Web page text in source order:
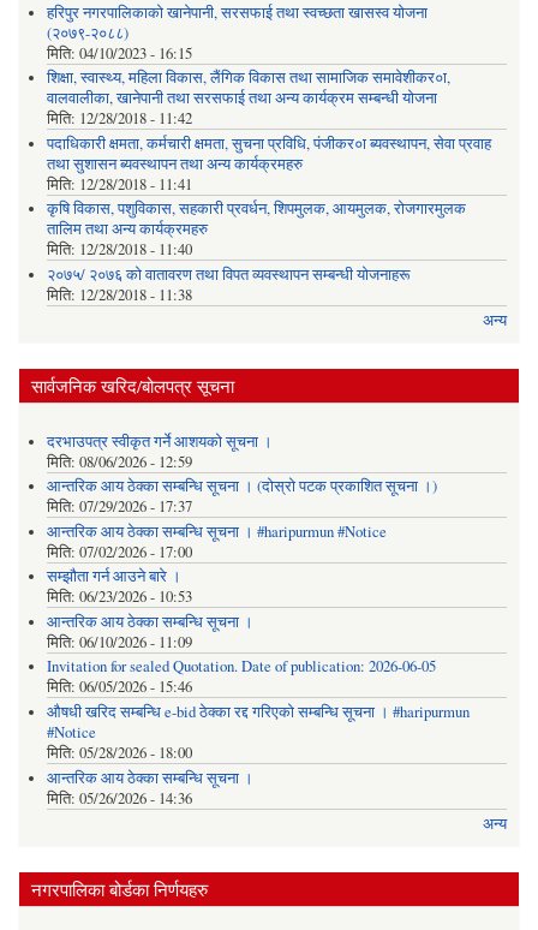
हरिपुर नगरपालिकाको खानेपानी, सरसफाई तथा स्वच्छता खासस्व योजना
(२०७९-२०८८)
मिति: 04/10/2023 - 16:15
शिक्षा, स्वास्थ्य, महिला विकास, लैंगिक विकास तथा सामाजिक समावेशीकर०ा,
वालवालीका, खानेपानी तथा सरसफाई तथा अन्य कार्यक्रम सम्बन्धी योजना
मिति: 12/28/2018 - 11:42
पदाधिकारी क्षमता, कर्मचारी क्षमता, सुचना प्रविधि, पंजीकर०ा ब्यवस्थापन, सेवा प्रवाह
तथा सुशासन ब्यवस्थापन तथा अन्य कार्यक्रमहरु
मिति: 12/28/2018 - 11:41
कृषि विकास, पशुविकास, सहकारी प्रवर्धन, शिपमुलक, आयमुलक, रोजगारमुलक
तालिम तथा अन्य कार्यक्रमहरु
मिति: 12/28/2018 - 11:40
२०७५/ २०७६ को वातावरण तथा विपत व्यवस्थापन सम्बन्धी योजनाहरू
मिति: 12/28/2018 - 11:38
अन्य
सार्वजनिक खरिद/बोलपत्र सूचना
दरभाउपत्र स्वीकृत गर्ने आशयको सूचना ।
मिति: 08/06/2026 - 12:59
आन्तरिक आय ठेक्का सम्बन्धि सूचना । (दोस्रो पटक प्रकाशित सूचना ।)
मिति: 07/29/2026 - 17:37
आन्तरिक आय ठेक्का सम्बन्धि सूचना । #haripurmun #Notice
मिति: 07/02/2026 - 17:00
सम्झौता गर्न आउने बारे ।
मिति: 06/23/2026 - 10:53
आन्तरिक आय ठेक्का सम्बन्धि सूचना ।
मिति: 06/10/2026 - 11:09
Invitation for sealed Quotation. Date of publication: 2026-06-05
मिति: 06/05/2026 - 15:46
औषधी खरिद सम्बन्धि e-bid ठेक्का रद्द गरिएको सम्बन्धि सूचना । #haripurmun
#Notice
मिति: 05/28/2026 - 18:00
आन्तरिक आय ठेक्का सम्बन्धि सूचना ।
मिति: 05/26/2026 - 14:36
अन्य
नगरपालिका बोर्डका निर्णयहरु